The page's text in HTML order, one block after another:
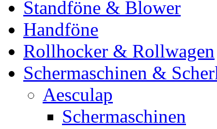
Standföne & Blower
Handföne
Rollhocker & Rollwagen
Schermaschinen &
Aesculap
Schermaschinen